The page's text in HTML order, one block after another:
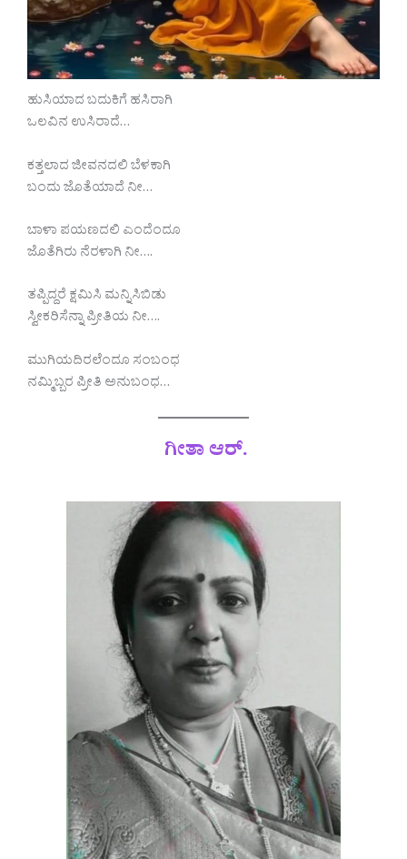
ಹುಸಿಯಾದ ಬದುಕಿಗೆ ಹಸಿರಾಗಿ
ಒಲವಿನ ಉಸಿರಾದೆ…
ಕತ್ತಲಾದ ಜೀವನದಲಿ ಬೆಳಕಾಗಿ
ಬಂದು ಜೊತೆಯಾದೆ ನೀ…
ಬಾಳಾ ಪಯಣದಲಿ ಎಂದೆಂದೂ
ಜೊತೆಗಿರು ನೆರಳಾಗಿ ನೀ….
ತಪ್ಪಿದ್ದರೆ ಕ್ಷಮಿಸಿ ಮನ್ನಿಸಿಬಿಡು
ಸ್ವೀಕರಿಸೆನ್ನಾ ಪ್ರೀತಿಯ ನೀ….
ಮುಗಿಯದಿರಲೆಂದೂ ಸಂಬಂಧ
ನಮ್ಮಿಬ್ಬರ ಪ್ರೀತಿ ಅನುಬಂಧ…
ಗೀತಾ ಆರ್.